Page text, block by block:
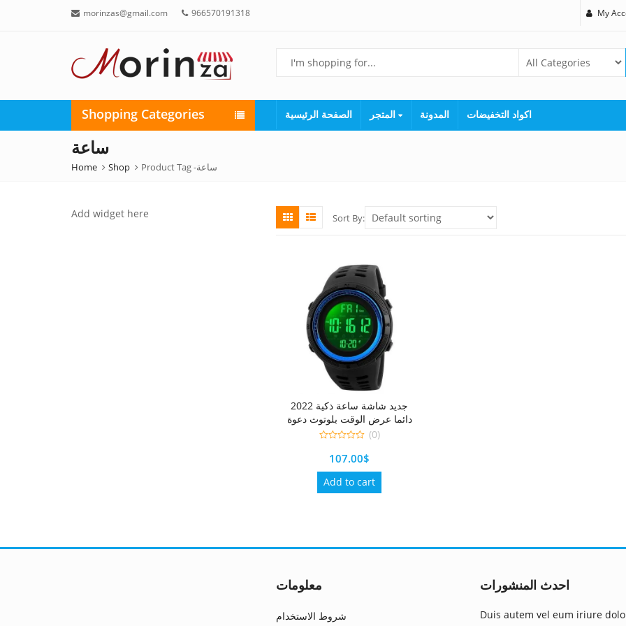
morinzas@gmail.com 966570191318 My
Shopping Categories الصفحة الرئيسية المتجر المدونة اكواد التخفيضات
ساعة
Home Shop Product Tag -ساعة
Sort By:
2022 جديد شاشة ساعة ذكية
دائما عرض الوقت بلوتوث دعوة
الموسيقى المحلية Smartwatch
out
5
(0)
107.00$
Add to cart
Add widget here
معلومات
شروط الاستخدام
احدث المنشورات
Duis autem vel eum iriure